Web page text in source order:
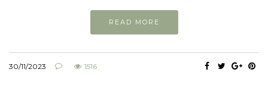
READ MORE
30/11/2023 1516